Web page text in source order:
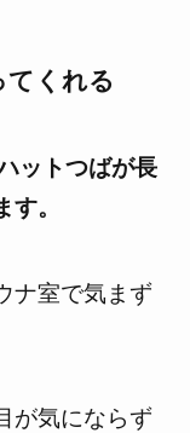
てくれる
ットつばが長
。
ナ室で気まず
が気にならず